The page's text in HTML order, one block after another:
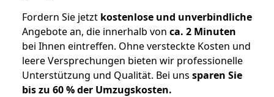
Fordern Sie jetzt kostenlose und unverbindliche
Angebote an, die innerhalb von ca. 2 Minuten
bei Ihnen eintreffen. Ohne versteckte Kosten und
leere Versprechungen bieten wir professionelle
Unterstützung und Qualität. Bei uns sparen Sie
bis zu 60 % der Umzugskosten.